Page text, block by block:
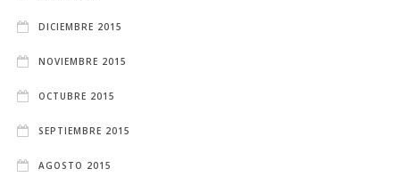
DICIEMBRE 2015
NOVIEMBRE 2015
OCTUBRE 2015
SEPTIEMBRE 2015
AGOSTO 2015